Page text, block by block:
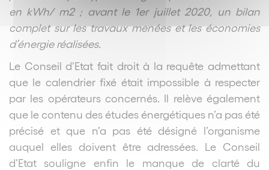
en kWh/ m2; avant le 1erjuillet 2020, un bilan
complet sur les travaux menées et les économies
d’énergie réalisées.
Le Conseil d’Etat fait droit à la requête admettant
que le calendrier fixé était impossible à respecter
par les opérateurs concernés. Il relève également
que le contenu des études énergétiques n’a pas été
précisé et que n’a pas été désigné l’organisme
auquel elles doivent être adressées. Le Conseil
d’Etat souligne enfin le manque de clarté du